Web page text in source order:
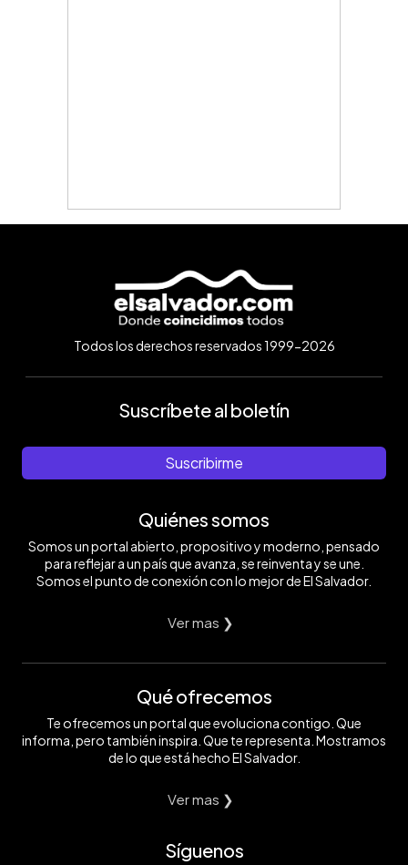
Todos los derechos reservados 1999-2026
Suscríbete al boletín
Suscribirme
Quiénes somos
Somos un portal abierto, propositivo y moderno, pensado
para reflejar a un país que avanza, se reinventa y se une.
Somos el punto de conexión con lo mejor de El Salvador.
Ver mas ❯
Qué ofrecemos
Te ofrecemos un portal que evoluciona contigo. Que
informa, pero también inspira. Que te representa. Mostramos
de lo que está hecho El Salvador.
Ver mas ❯
Síguenos